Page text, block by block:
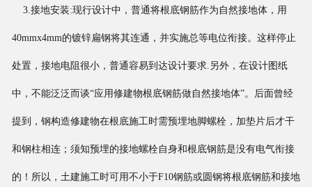
3.接地安装:现行设计中，普通将根底钢筋作为自然接地体，用
40mmx4mm的镀锌扁钢将其连通，并实施总等电位衔接。这样停止
处置，接地电阻很小，普通容易到达设计要求.另外，在设计图纸
中，不能泛泛而谈“应用修建物根底钢筋做自然接地体”。后面曾经
提到，钢构造修建物在根底施工时需预埋地脚螺栓，加垫片后才干
和钢柱相连；须知预埋的接地螺栓自身和根底钢筋是没有电气衔接
的！所以，土建施工时可用不小于F10钢筋或圆钢将根底钢筋和接地